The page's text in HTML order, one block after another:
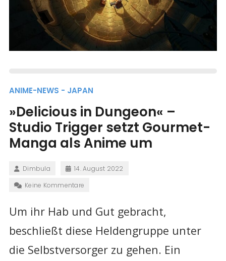
ANIME-NEWS - JAPAN
»Delicious in Dungeon« –
Studio Trigger setzt Gourmet-
Manga als Anime um
Dimbula
14. August 2022
Keine Kommentare
Um ihr Hab und Gut gebracht,
beschließt diese Heldengruppe unter
die Selbstversorger zu gehen. Ein